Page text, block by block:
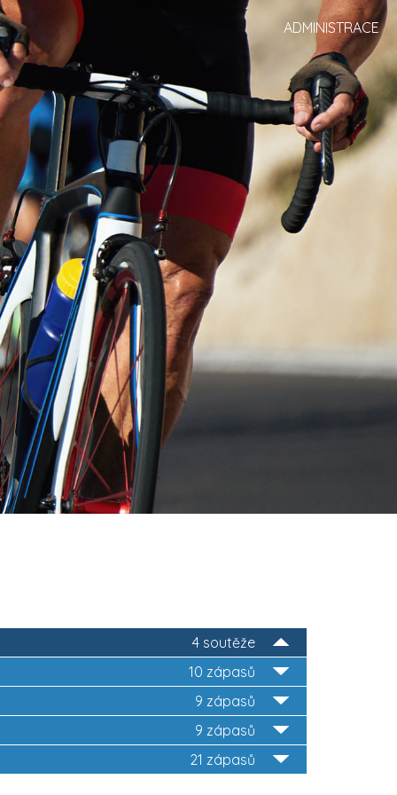
ADMINISTRACE
4 soutěže
10 zápasů
9 zápasů
9 zápasů
21 zápasů